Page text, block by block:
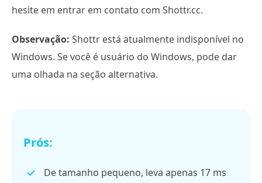
hesite em entrar em contato com Shottr.cc.
Observação: Shottr está atualmente indisponível no
Windows. Se você é usuário do Windows, pode dar
uma olhada na seção alternativa.
Prós:
De tamanho pequeno, leva apenas 17 ms